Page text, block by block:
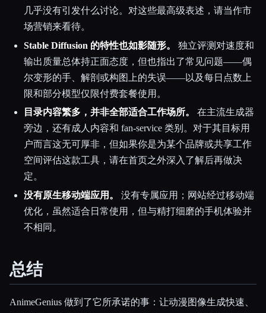
几乎没有引发什么讨论。对这些最高级表述，请当作市
场营销来看待。
Stable Diffusion 的特性也如影随形。
独立评测对速度和
输出质量总体持正面态度，但也指出了常见问题——偶
尔变形的手、解剖或构图上的失误——以及每日点数上
限和部分模型仅限付费套餐使用。
目录内容繁多，并非全部适合工作场所。
在主流生成器
旁边，还有成人内容和 fan-service 类别。对于其目标用
户而言这无可厚非，但如果你是为某个品牌或共享工作
空间评估这款工具，请在首页之外深入了解后再做决
定。
没有原生移动端应用。
没有专属应用；网站经过移动端
优化，虽然适合日常使用，但与精打细磨的手机体验并
不相同。
总结
AnimeGenius 做到了它所承诺的事：让动漫图像生成快速、